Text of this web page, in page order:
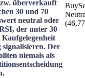
überverkauft
30 und 70
neutral oder
der unter 30
Der
niemals als
Buy
(46,77